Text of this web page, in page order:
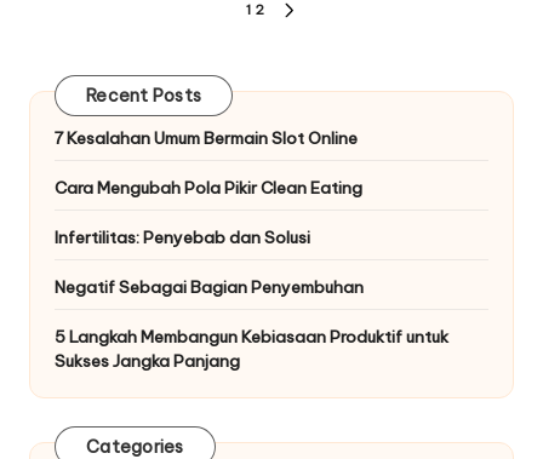
1 2
Recent Posts
7 Kesalahan Umum Bermain Slot Online
Cara Mengubah Pola Pikir Clean Eating
Infertilitas: Penyebab dan Solusi
Negatif Sebagai Bagian Penyembuhan
5 Langkah Membangun Kebiasaan Produktif untuk
Sukses Jangka Panjang
Categories